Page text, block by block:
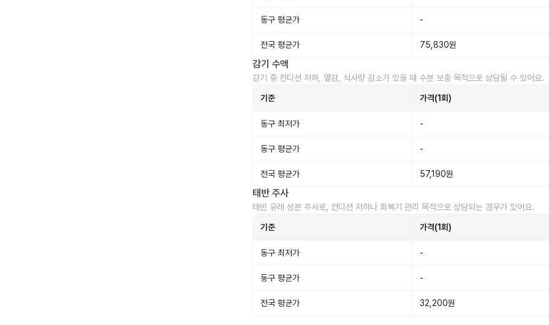
동구 평균가 -
전국 평균가 75,830원
감기 수액
감기 중 컨디션 저하, 열감, 식사량 감소가 있을 때 수분 보충 목적으로 상담될 수 있어요.
기준 가격(1회)
동구 최저가 -
동구 평균가 -
전국 평균가 57,190원
태반 주사
태반 유래 성분 주사로, 컨디션 저하나 회복기 관리 목적으로 상담되는 경우가 있어요.
기준 가격(1회)
동구 최저가 -
동구 평균가 -
전국 평균가 32,200원